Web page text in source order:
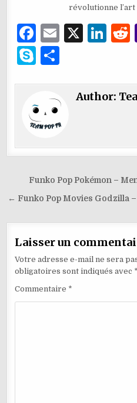
révolutionne l’art
F
a
c
e
b
o
o
E
l
X
Li
e
S
p
e
ta
g
er
Author:
Navigation
de
Funko Pop Pokémon –
← Funko Pop Movies Godzilla
Laisser un
Votre adresse e-mail ne sera
obligatoires sont indiqués avec *
Commentaire *